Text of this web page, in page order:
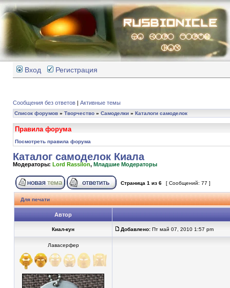
Вход Регистрация
Сообщения без ответов | Активные темы
Список форумов » Творчество » Самоделки » Каталоги самоделок
Правила форума
Посмотреть правила форума
Каталог самоделок Киала
Модераторы: Lord Rassilon, Младшие Модераторы
Страница 1 из 6 [ Сообщений: 77 ]
Для печати
Автор
Киал-кун Добавлено: Пт май 07, 2010 1:57 pm
Лавасерфер